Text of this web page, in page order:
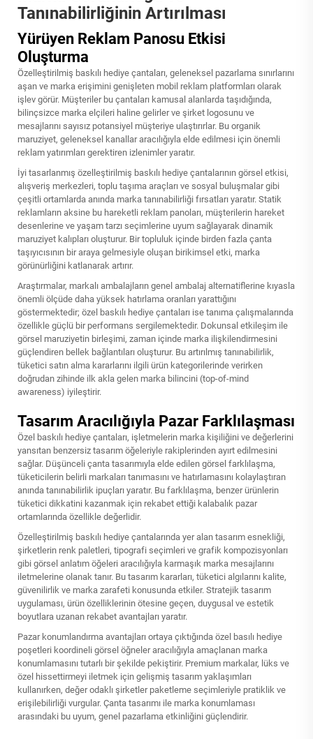
Tanınabilirliğinin Artırılması
Yürüyen Reklam Panosu Etkisi
Oluşturma
Özelleştirilmiş baskılı hediye çantaları, geleneksel pazarlama sınırlarını
aşan ve marka erişimini genişleten mobil reklam platformları olarak
işlev görür. Müşteriler bu çantaları kamusal alanlarda taşıdığında,
bilinçsizce marka elçileri haline gelirler ve şirket logosunu ve
mesajlarını sayısız potansiyel müşteriye ulaştırırlar. Bu organik
maruziyet, geleneksel kanallar aracılığıyla elde edilmesi için önemli
reklam yatırımları gerektiren izlenimler yaratır.
İyi tasarlanmış özelleştirilmiş baskılı hediye çantalarının görsel etkisi,
alışveriş merkezleri, toplu taşıma araçları ve sosyal buluşmalar gibi
çeşitli ortamlarda anında marka tanınabilirliği fırsatları yaratır. Statik
reklamların aksine bu hareketli reklam panoları, müşterilerin hareket
desenlerine ve yaşam tarzı seçimlerine uyum sağlayarak dinamik
maruziyet kalıpları oluşturur. Bir topluluk içinde birden fazla çanta
taşıyıcısının bir araya gelmesiyle oluşan birikimsel etki, marka
görünürliğini katlanarak artırır.
Araştırmalar, markalı ambalajların genel ambalaj alternatiflerine kıyasla
önemli ölçüde daha yüksek hatırlama oranları yarattığını
göstermektedir; özel baskılı hediye çantaları ise tanıma çalışmalarında
özellikle güçlü bir performans sergilemektedir. Dokunsal etkileşim ile
görsel maruziyetin birleşimi, zaman içinde marka ilişkilendirmesini
güçlendiren bellek bağlantıları oluşturur. Bu artırılmış tanınabilirlik,
tüketici satın alma kararlarını ilgili ürün kategorilerinde verirken
doğrudan zihinde ilk akla gelen marka bilincini (top-of-mind
awareness) iyileştirir.
Tasarım Aracılığıyla Pazar Farklılaşması
Özel baskılı hediye çantaları, işletmelerin marka kişiliğini ve değerlerini
yansıtan benzersiz tasarım öğeleriyle rakiplerinden ayırt edilmesini
sağlar. Düşünceli çanta tasarımıyla elde edilen görsel farklılaşma,
tüketicilerin belirli markaları tanımasını ve hatırlamasını kolaylaştıran
anında tanınabilirlik ipuçları yaratır. Bu farklılaşma, benzer ürünlerin
tüketici dikkatini kazanmak için rekabet ettiği kalabalık pazar
ortamlarında özellikle değerlidir.
Özelleştirilmiş baskılı hediye çantalarında yer alan tasarım esnekliği,
şirketlerin renk paletleri, tipografi seçimleri ve grafik kompozisyonları
gibi görsel anlatım öğeleri aracılığıyla karmaşık marka mesajlarını
iletmelerine olanak tanır. Bu tasarım kararları, tüketici algılarını kalite,
güvenilirlik ve marka zarafeti konusunda etkiler. Stratejik tasarım
uygulaması, ürün özelliklerinin ötesine geçen, duygusal ve estetik
boyutlara uzanan rekabet avantajları yaratır.
Pazar konumlandırma avantajları ortaya çıktığında özel basılı hediye
poşetleri koordineli görsel öğneler aracılığıyla amaçlanan marka
konumlamasını tutarlı bir şekilde pekiştirir. Premium markalar, lüks ve
özel hissettirmeyi iletmek için gelişmiş tasarım yaklaşımları
kullanırken, değer odaklı şirketler paketleme seçimleriyle pratiklik ve
erişilebilirliği vurgular. Çanta tasarımı ile marka konumlaması
arasındaki bu uyum, genel pazarlama etkinliğini güçlendirir.